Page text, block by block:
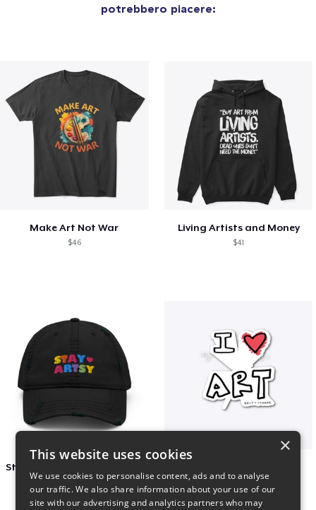
potrebbero piacere:
Make Art Not War
$46
Living Artists and Money
$41
$27 $7
×
This website uses cookies
We use cookies to personalise content, ads and to analyse
our traffic. We also share information about your use of our
site with our advertising and analytics partners who may